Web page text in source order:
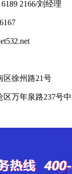
2166/刘经理
徐州路21号
年泉路237号中